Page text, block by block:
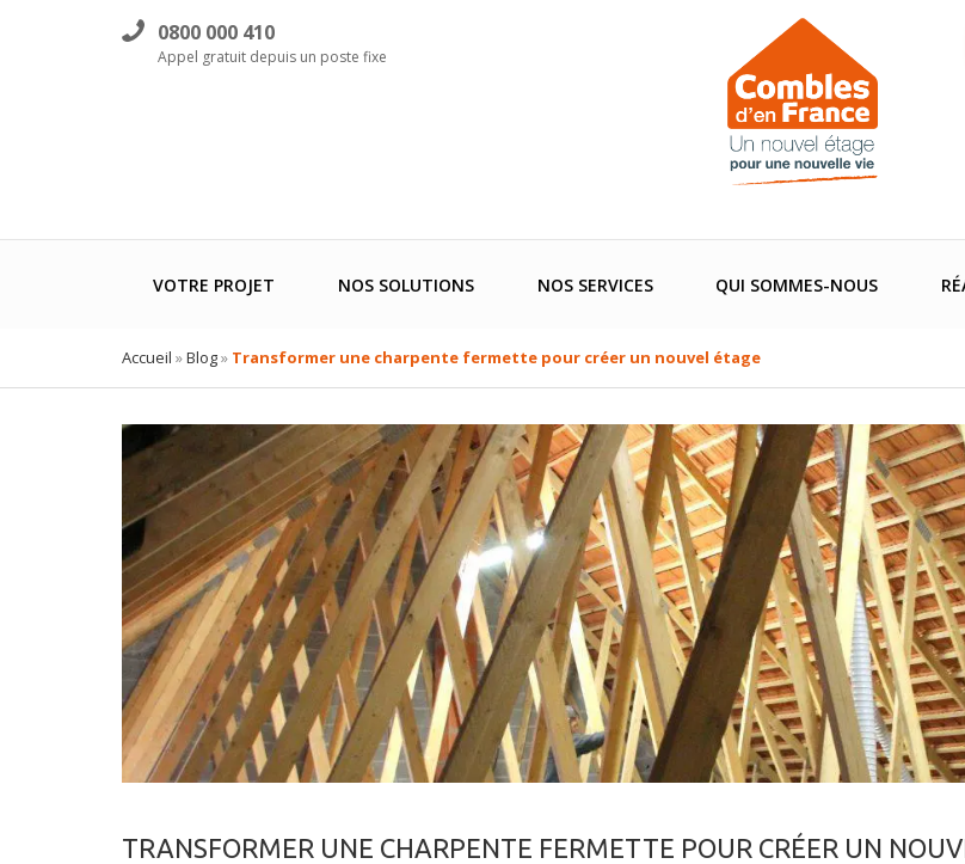
0800 000 410
Appel gratuit depuis un poste fixe
VOTRE PROJET NOS SOLUTIONS NOS SERVICES QUI SOMMES-NOUS
Accueil »Blog» Transformer une charpente fermette pour créer un nouvel étage
TRANSFORMER UNE CHARPENTE FERMETTE POUR CRÉER UN